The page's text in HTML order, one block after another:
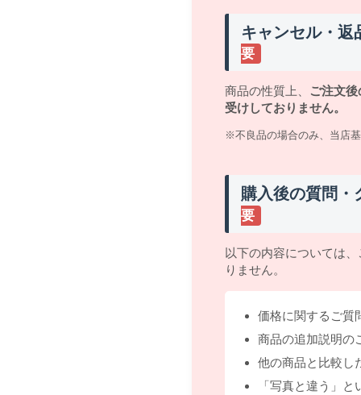
キャンセル・返
要
商品の性質上、 ご注文
受けしておりません。
※不良品の場合のみ、当店
購入後の質問・
要
以下の内容については
りません。
価格に関するご質
商品の追加説明の
他の商品と比較し
「写真と違う」